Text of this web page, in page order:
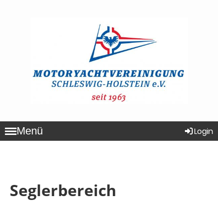
Menü Login
Seglerbereich